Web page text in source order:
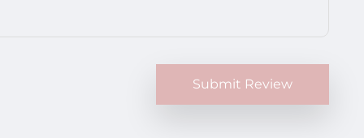
Submit Review